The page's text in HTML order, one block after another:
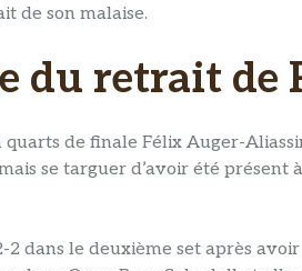
de son malaise.
du retrait de
de finale Félix Auger-
se targuer d’avoir été présent
2 dans le deuxième set après